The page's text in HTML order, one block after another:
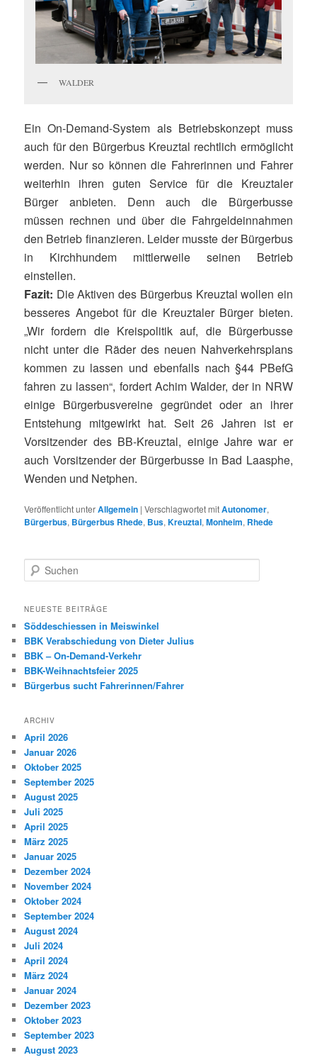
WALDER
Ein On-Demand-System als Betriebskonzept muss
auch für den Bürgerbus Kreuztal rechtlich ermöglicht
werden. Nur so können die Fahrerinnen und Fahrer
weiterhin ihren guten Service für die Kreuztaler
Bürger anbieten. Denn auch die Bürgerbusse
müssen rechnen und über die Fahrgeldeinnahmen
den Betrieb finanzieren. Leider musste der Bürgerbus
in Kirchhundem mittlerweile seinen Betrieb
einstellen.
Fazit: Die Aktiven des Bürgerbus Kreuztal wollen ein
besseres Angebot für die Kreuztaler Bürger bieten.
„Wir fordern die Kreispolitik auf, die Bürgerbusse
nicht unter die Räder des neuen Nahverkehrsplans
kommen zu lassen und ebenfalls nach §44 PBefG
fahren zu lassen“, fordert Achim Walder, der in NRW
einige Bürgerbusvereine gegründet oder an ihrer
Entstehung mitgewirkt hat. Seit 26 Jahren ist er
Vorsitzender des BB-Kreuztal, einige Jahre war er
auch Vorsitzender der Bürgerbusse in Bad Laasphe,
Wenden und Netphen.
Veröffentlicht unterAllgemein |Verschlagwortet mitAutonomer,
Bürgerbus, Bürgerbus Rhede, Bus,Kreuztal,Monheim, Rhede
u
h
n
NEUESTE BEITRÄGE
Söddeschiessen in Meiswinkel
BBK Verabschiedung von Dieter Julius
BBK – On-Demand-Verkehr
BBK-Weihnachtsfeier 2025
Bürgerbus sucht Fahrerinnen/Fahrer
ARCHIV
April 2026
Januar 2026
Oktober 2025
September 2025
August 2025
Juli 2025
April 2025
März 2025
Januar 2025
Dezember 2024
November 2024
Oktober 2024
September 2024
August 2024
Juli 2024
April 2024
März 2024
Januar 2024
Dezember 2023
Oktober 2023
September 2023
August 2023